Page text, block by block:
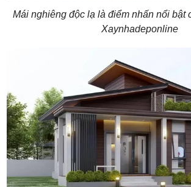
Mái nghiêng độc lạ là điểm nhấn nổi bật
Xaynhadeponline